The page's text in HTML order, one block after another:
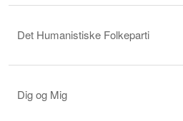
Det Humanistiske Folkeparti
Dig og Mig